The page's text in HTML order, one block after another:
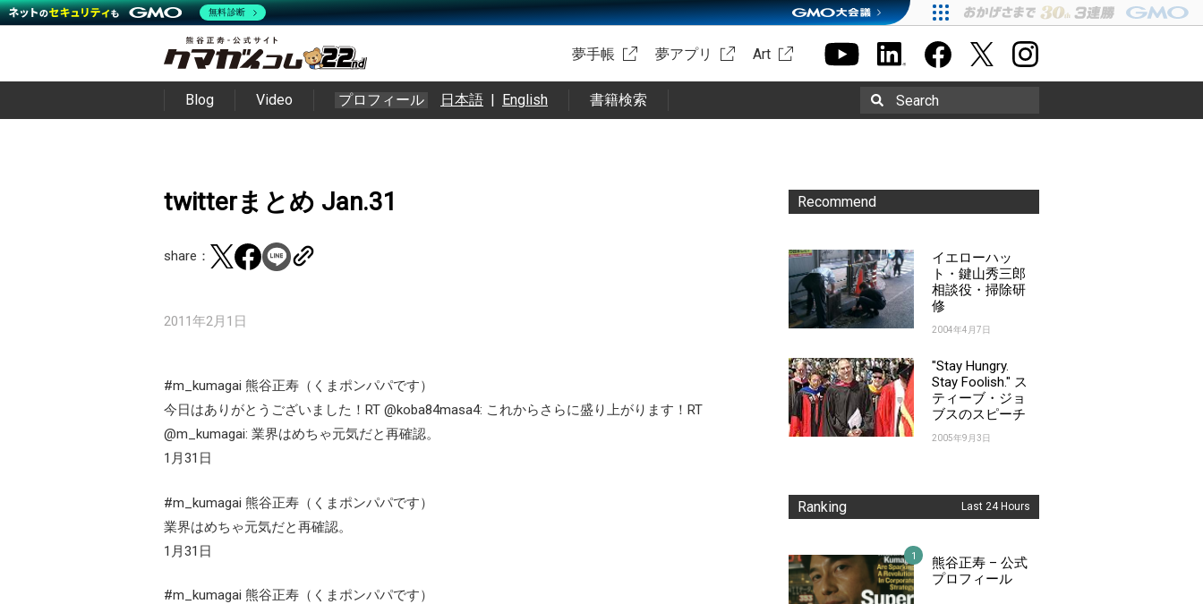
夢手帳 夢アプリ Art
Blog Video プロフィール 日本語 | English 書籍検索 Search
twitterまとめ Jan.31
share：
2011年2月1日
#m_kumagai 熊谷正寿（くまポンパパです）
今日はありがとうございました！RT @koba84masa4: これからさらに盛り上がります！RT
@m_kumagai: 業界はめちゃ元気だと再確認。
1月31日
#m_kumagai 熊谷正寿（くまポンパパです）
業界はめちゃ元気だと再確認。
1月31日
#m_kumagai 熊谷正寿（くまポンパパです）
Recommend
イエローハッ
ト・鍵山秀三郎
相談役・掃除研
修
2004年4月7日
"Stay Hungry.
Stay Foolish." ス
ティーブ・ジョ
ブスのスピーチ
2005年9月3日
Ranking Last 24 Hours
熊谷正寿 – 公式
プロフィール
無料診断